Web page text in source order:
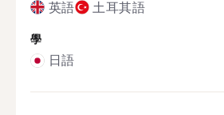
英語 土耳其語
學
日語